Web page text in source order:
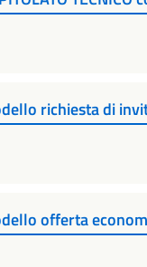
richiesta di
offerta